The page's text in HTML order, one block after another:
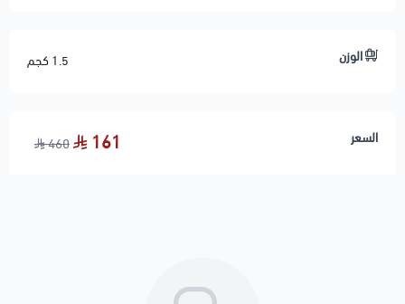
الوزن 1.5 كجم
السعر 161
460